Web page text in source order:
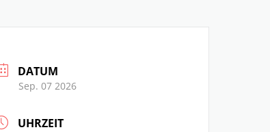
DATUM
Sep. 07 2026
UHRZEIT